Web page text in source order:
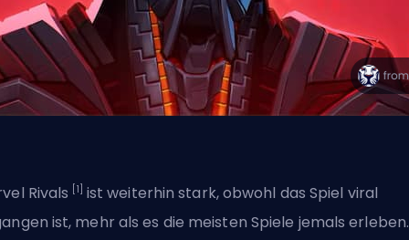
Rivals [1] ist weiterhin stark, obwohl das Spiel viral
ist, mehr als es die meisten Spiele jemals erleben.